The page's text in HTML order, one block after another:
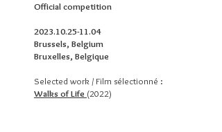
Official competition
2023.10.25-11.04
Brussels, Belgium
Bruxelles, Belgique
Selected work / Film sélectionné :
Walks of Life (2022)